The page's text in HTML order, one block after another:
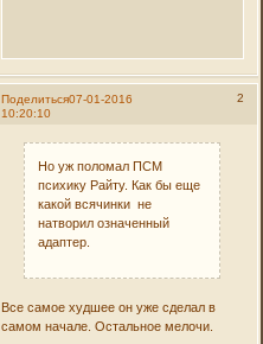
Поделиться 2
07-01-2016
10:20:10
Но уж поломал ПСМ
психику Райту. Как бы еще
какой всячинки не
натворил означенный
адаптер.
Все самое худшее он уже сделал в
самом начале. Остальное мелочи.